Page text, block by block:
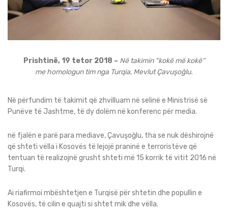
Prishtinë, 19 tetor 2018 – Në takimin “kokë më kokë”
me homologun tim nga Turqia, Mevlut Çavuşoğlu.
Në përfundim të takimit që zhvilluam në selinë e Ministrisë së
Punëve të Jashtme, të dy dolëm në konferenc për media.
në fjalën e parë para mediave, Çavuşoğlu, tha se nuk dëshirojnë
që shteti vëlla i Kosovës të lejojë praninë e terroristëve që
tentuan të realizojnë grusht shteti më 15 korrik të vitit 2016 në
Turqi.
Ai riafirmoi mbështetjen e Turqisë për shtetin dhe popullin e
Kosovës, të cilin e quajti si shtet mik dhe vëlla.